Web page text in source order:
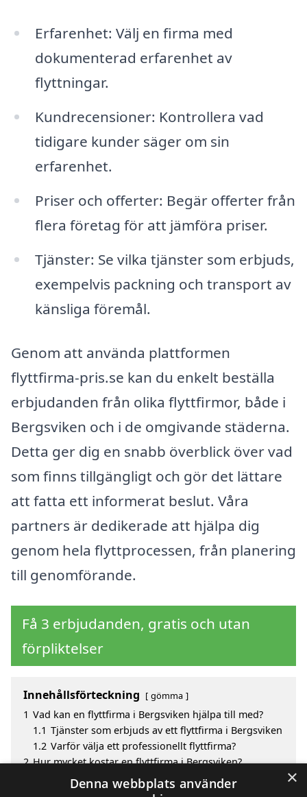
Erfarenhet: Välj en firma med
dokumenterad erfarenhet av
flyttningar.
Kundrecensioner: Kontrollera vad
tidigare kunder säger om sin
erfarenhet.
Priser och offerter: Begär offerter från
flera företag för att jämföra priser.
Tjänster: Se vilka tjänster som erbjuds,
exempelvis packning och transport av
känsliga föremål.
Genom att använda plattformen
flyttfirma-pris.se kan du enkelt beställa
erbjudanden från olika flyttfirmor, både i
Bergsviken och i de omgivande städerna.
Detta ger dig en snabb överblick över vad
som finns tillgängligt och gör det lättare
att fatta ett informerat beslut. Våra
partners är dedikerade att hjälpa dig
genom hela flyttprocessen, från planering
till genomförande.
Få 3 erbjudanden, gratis och utan
förpliktelser
Innehållsförteckning gömma
1 Vad kan en flyttfirma i Bergsviken hjälpa till med?
1.1 Tjänster som erbjuds av ett flyttfirma i Bergsviken
1.2 Varför välja ett professionellt flyttfirma?
2 Hur mycket kostar en flyttfirma i Bergsviken?
Fördelar med att välja flyttfirma i Bergsviken
Sök efter en skicklig flyttfirma i de omgivande
×
Denna webbplats använder